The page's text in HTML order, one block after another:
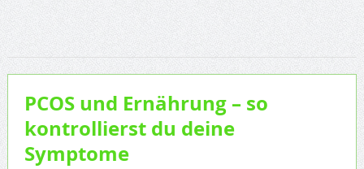
PCOS und Ernährung – so
kontrollierst du deine
Symptome